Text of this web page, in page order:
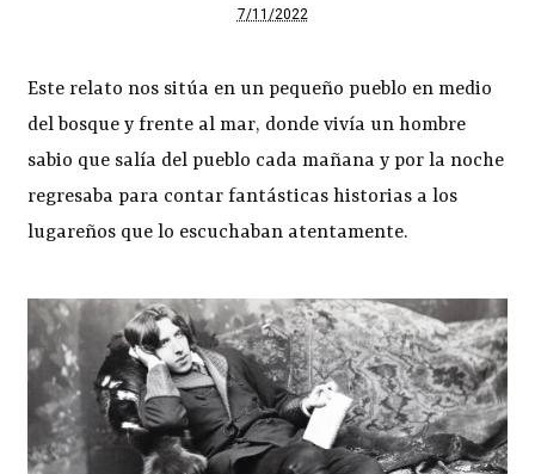
7/11/2022
Este relato nos sitúa en un pequeño pueblo en medio
del bosque y frente al mar, donde vivía un hombre
sabio que salía del pueblo cada mañana y por la noche
regresaba para contar fantásticas historias a los
lugareños que lo escuchaban atentamente.